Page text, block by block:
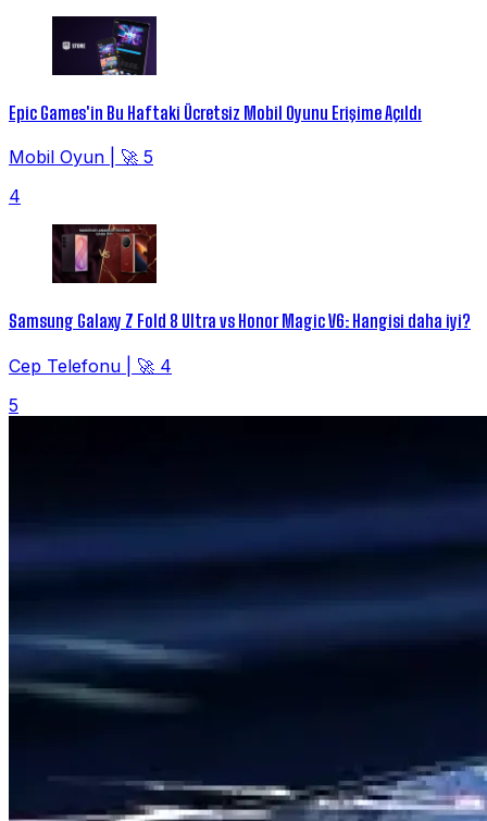
Epic Games'in Bu Haftaki Ücretsiz Mobil Oyunu Erişime Açıldı
Mobil Oyun
🚀 5
4
Samsung Galaxy Z Fold 8 Ultra vs Honor Magic V6: Hangisi daha iyi?
Cep Telefonu
🚀 4
5